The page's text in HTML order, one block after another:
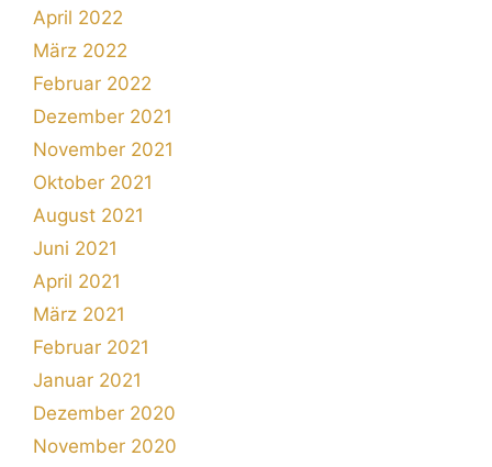
April 2022
März 2022
Februar 2022
Dezember 2021
November 2021
Oktober 2021
August 2021
Juni 2021
April 2021
März 2021
Februar 2021
Januar 2021
Dezember 2020
November 2020